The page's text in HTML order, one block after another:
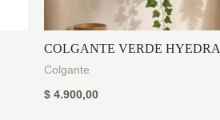
COLGANTE VERDE HYEDRA
Colgante
$ 4.900,00